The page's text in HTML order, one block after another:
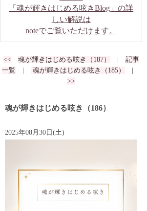
「魂が輝きはじめる呟きBlog」の詳
しい解説は
noteでご覧いただけます。
<< 魂が輝きはじめる呟き（187）
記事
一覧
魂が輝きはじめる呟き（185）
>>
魂が輝きはじめる呟き（186）
2025年08月30日(土)